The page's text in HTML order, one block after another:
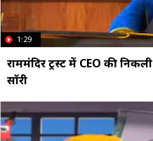
1:29
राममंदिर ट्रस्ट में CEO की
सॉरी